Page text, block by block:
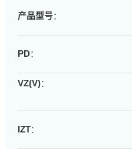
产品型号：
PD：
VZ(V)：
IZT：